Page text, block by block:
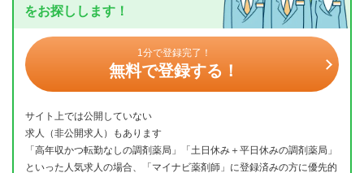
をお探しします！
1分で登録完了！
無料で登録する！
サイト上では公開していない
求人（非公開求人）もあります
「高年収かつ転勤なしの調剤薬局」「土日休み＋平日休みの調剤薬局」
といった人気求人の場合、「マイナビ薬剤師」に登録済みの方に優先的